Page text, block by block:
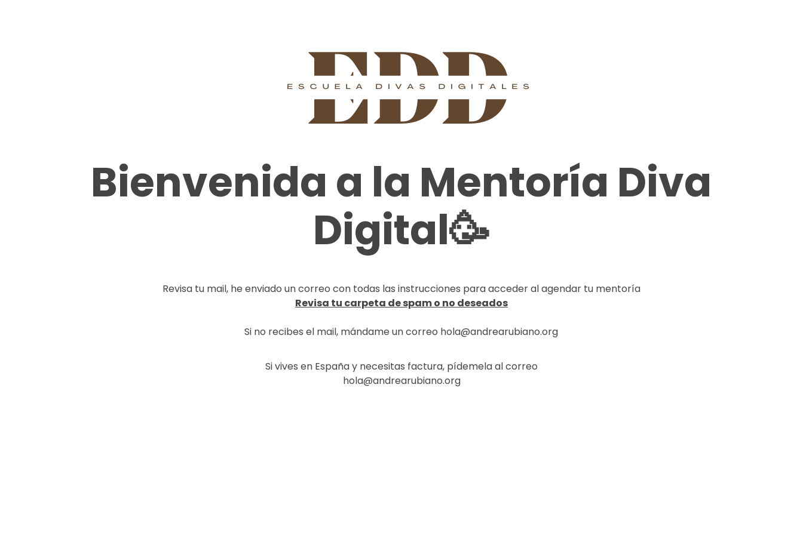
Bienvenida a la Mentoría Diva
Digital🥳
Revisa tu mail, he enviado un correo con todas las instrucciones para acceder al agendar tu mentoría
Revisa tu carpeta de spam o no deseados
Si no recibes el mail, mándame un correo hola@andrearubiano.org
Si vives en España y necesitas factura, pídemela al correo
hola@andrearubiano.org